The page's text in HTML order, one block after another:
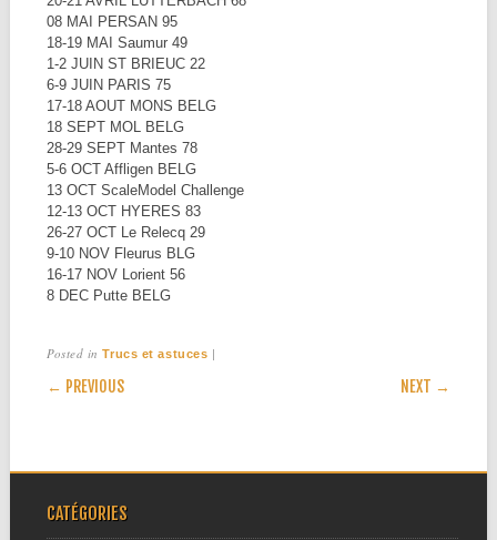
08 MAI PERSAN 95
18-19 MAI Saumur 49
1-2 JUIN ST BRIEUC 22
6-9 JUIN PARIS 75
17-18 AOUT MONS BELG
18 SEPT MOL BELG
28-29 SEPT Mantes 78
5-6 OCT Affligen BELG
13 OCT ScaleModel Challenge
12-13 OCT HYERES 83
26-27 OCT Le Relecq 29
9-10 NOV Fleurus BLG
16-17 NOV Lorient 56
8 DEC Putte BELG
Posted inTrucs et astuces |
POST NAVIGATION
← PREVIOUS NEXT →
CATÉGORIES